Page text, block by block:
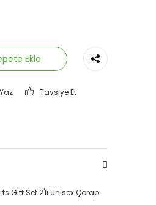
Ekle
Tavsiye Et
Gift Set 2'li Unisex Çorap